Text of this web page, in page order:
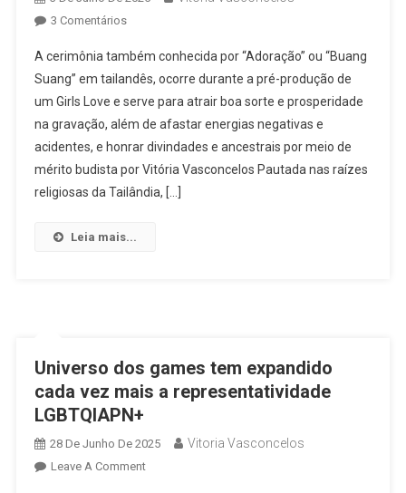
3 ComentáriosEm
De
Worship
Ceremony
Se
Torna
Cada
Vez
A cerimônia também conhecida por “Adoração” ou “Buang
Suang” em tailandês, ocorre durante a pré-produção de
um Girls Love e serve para atrair boa sorte e prosperidade
na gravação, além de afastar energias negativas e
acidentes, e honrar divindades e ancestrais por meio de
mérito budista por Vitória Vasconcelos Pautada nas raízes
religiosas da Tailândia, […]
Leia mais...
Universo dos games tem expandido
cada vez mais a representatividade
LGBTQIAPN+
28 De Junho De 2025 Vitoria Vasconcelos
Leave A CommentOn